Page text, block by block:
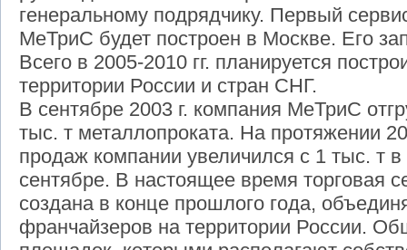
генеральному подрядчику. Первый
МеТриС будет построен в Москве. Его
Всего в 2005-2010 гг. планируется
территории России и стран СНГ.
В сентябре 2003 г. компания МеТриС
тыс. т металлопроката. На протяжении
продаж компании увеличился с 1 тыс. т
сентябре. В настоящее время торговая
создана в конце прошлого года,
франчайзеров на территории России.